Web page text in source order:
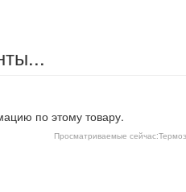
по этому товару.
Просматриваемые сейчас: